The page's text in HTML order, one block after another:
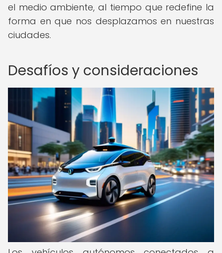
el medio ambiente, al tiempo que redefine la
forma en que nos desplazamos en nuestras
ciudades.
Desafíos y consideraciones